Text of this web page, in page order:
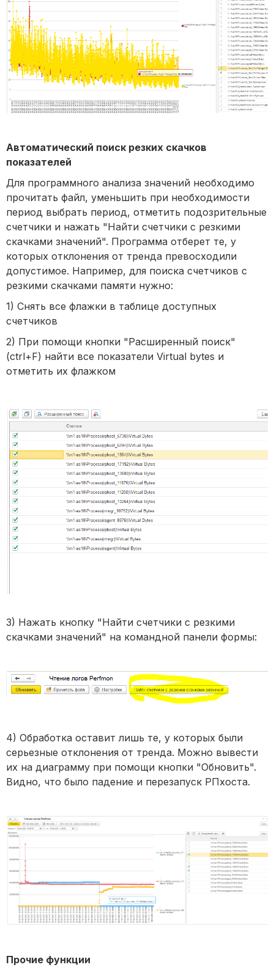
Автоматический поиск резких скачков
показателей
Для программного анализа значений необходимо
прочитать файл, уменьшить при необходимости
период выбрать период, отметить подозрительные
счетчики и нажать "Найти счетчики с резкими
скачками значений". Программа отберет те, у
которых отклонения от тренда превосходили
допустимое. Например, для поиска счетчиков с
резкими скачками памяти нужно:
1) Снять все флажки в таблице доступных
счетчиков
2) При помощи кнопки "Расширенный поиск"
(ctrl+F) найти все показатели Virtual bytes и
отметить их флажком
3) Нажать кнопку "Найти счетчики с резкими
скачками значений" на командной панели формы:
4) Обработка оставит лишь те, у которых были
серьезные отклонения от тренда. Можно вывести
их на диаграмму при помощи кнопки "Обновить".
Видно, что было падение и перезапуск РПхоста.
Прочие функции